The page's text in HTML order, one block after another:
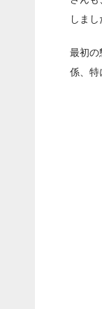
しま
最初の
係、特